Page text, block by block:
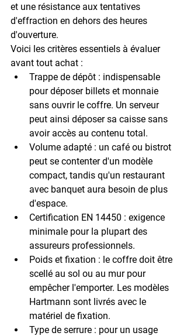
et une résistance aux tentatives
d'effraction en dehors des heures
d'ouverture.
Voici les critères essentiels à évaluer
avant tout achat :
Trappe de dépôt : indispensable
pour déposer billets et monnaie
sans ouvrir le coffre. Un serveur
peut ainsi déposer sa caisse sans
avoir accès au contenu total.
Volume adapté : un café ou bistrot
peut se contenter d'un modèle
compact, tandis qu'un restaurant
avec banquet aura besoin de plus
d'espace.
Certification EN 14450 : exigence
minimale pour la plupart des
assureurs professionnels.
Poids et fixation : le coffre doit être
scellé au sol ou au mur pour
empêcher l'emporter. Les modèles
Hartmann sont livrés avec le
matériel de fixation.
Type de serrure : pour un usage